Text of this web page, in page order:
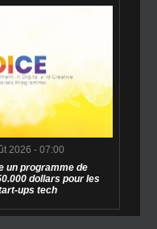
2026 - 07:00
un programme de
dollars pour les
ups tech